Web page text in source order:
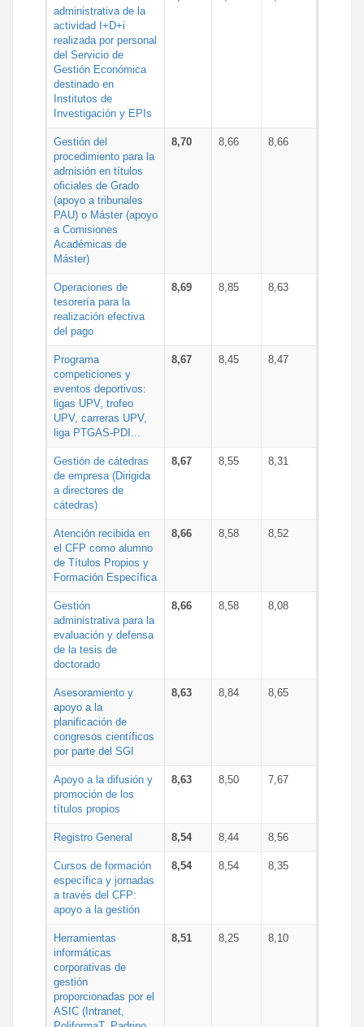
administrativa de la
actividad I+D+i
realizada por personal
del Servicio de
Gestión Económica
destinado en
Institutos de
Investigación y EPIs
Gestión del
procedimiento para la
admisión en títulos
oficiales de Grado
(apoyo a tribunales
PAU) o Máster (apoyo
a Comisiones
Académicas de
Máster)
8,70 8,66 8,66
Operaciones de
tesorería para la
realización efectiva
del pago
8,69 8,85 8,63
Programa
competiciones y
eventos deportivos:
ligas UPV, trofeo
UPV, carreras UPV,
liga PTGAS-PDI...
8,67 8,45 8,47
Gestión de cátedras
de empresa (Dirigida
a directores de
cátedras)
8,67 8,55 8,31
Atención recibida en
el CFP como alumno
de Títulos Propios y
Formación Específica
8,66 8,58 8,52
Gestión
administrativa para la
evaluación y defensa
de la tesis de
doctorado
8,66 8,58 8,08
Asesoramiento y
apoyo a la
planificación de
congresos científicos
por parte del SGI
8,63 8,84 8,65
Apoyo a la difusión y
promoción de los
títulos propios
8,63 8,50 7,67
Registro General 8,54 8,44 8,56
Cursos de formación
específica y jornadas
a través del CFP:
apoyo a la gestión
8,54 8,54 8,35
Herramientas
informáticas
corporativas de
gestión
proporcionadas por el
ASIC (Intranet,
8,51 8,25 8,10